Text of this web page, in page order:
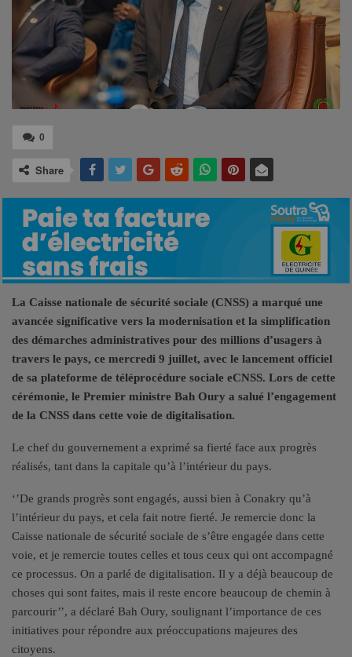
0
Share
La Caisse nationale de sécurité sociale (CNSS) a marqué une
avancée significative vers la modernisation et la simplification
des démarches administratives pour des millions d’usagers à
travers le pays, ce mercredi 9 juillet, avec le lancement officiel
de sa plateforme de téléprocédure sociale eCNSS. Lors de cette
cérémonie, le Premier ministre Bah Oury a salué l’engagement
de la CNSS dans cette voie de digitalisation.
Le chef du gouvernement a exprimé sa fierté face aux progrès
réalisés, tant dans la capitale qu’à l’intérieur du pays.
‘’De grands progrès sont engagés, aussi bien à Conakry qu’à
l’intérieur du pays, et cela fait notre fierté. Je remercie donc la
Caisse nationale de sécurité sociale de s’être engagée dans cette
voie, et je remercie toutes celles et tous ceux qui ont accompagné
ce processus. On a parlé de digitalisation. Il y a déjà beaucoup de
choses qui sont faites, mais il reste encore beaucoup de chemin à
parcourir’’, a déclaré Bah Oury, soulignant l’importance de ces
initiatives pour répondre aux préoccupations majeures des
citoyens.